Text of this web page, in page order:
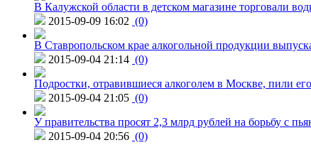
В Калужской области в детском магазине торговали
2015-09-09 16:02 (0)
В Ставропольском крае алкогольной продукции
2015-09-04 21:14 (0)
Подростки, отравившиеся алкоголем в Москве, пили его
2015-09-04 21:05 (0)
У правительства просят 2,3 млрд рублей на борьбу с
2015-09-04 20:56 (0)